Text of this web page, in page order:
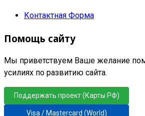
Контактная Форма
Помощь сайту
Мы приветствуем Ваше желание
усилиях по развитию сайта.
Поддержать проект (Карты РФ)
Visa / Mastercard (World)